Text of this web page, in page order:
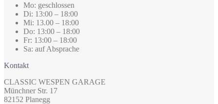
Mo: geschlossen
Di: 13:00 – 18:00
Mi: 13.00 – 18:00
Do: 13:00 – 18:00
Fr: 13:00 – 18:00
Sa: auf Absprache
Kontakt
CLASSIC WESPEN GARAGE
Münchner Str. 17
82152 Planegg